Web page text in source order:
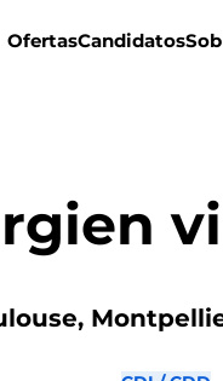
OfertasCandidatos